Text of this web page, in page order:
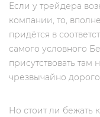
Если у трейдера
компании, то,
придётся в
самого условного
присутствовать там
чрезвычайно
Но стоит ли бежать